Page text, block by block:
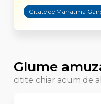
Citate de Mahatma
Glume
citite chiar acum de